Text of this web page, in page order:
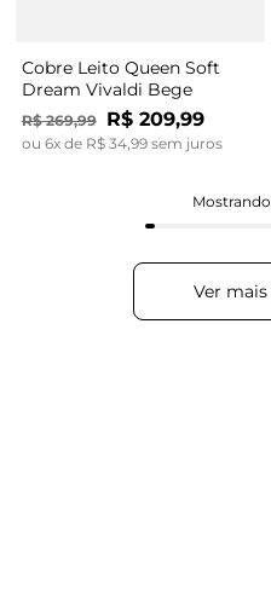
Cobre Leito Queen Soft
Dream Vivaldi Bege
R$ 269,99 R$ 209,99
ou 6x de R$ 34,99sem juros
Mostrando